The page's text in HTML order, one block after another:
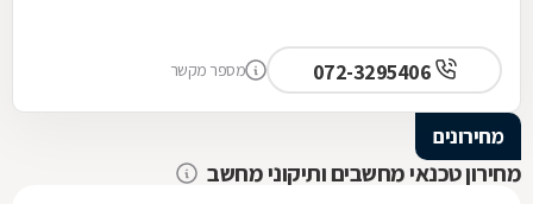
מספר מקשר
מחירונים
מחירון טכנאי מחשבים ותיקוני מחשב